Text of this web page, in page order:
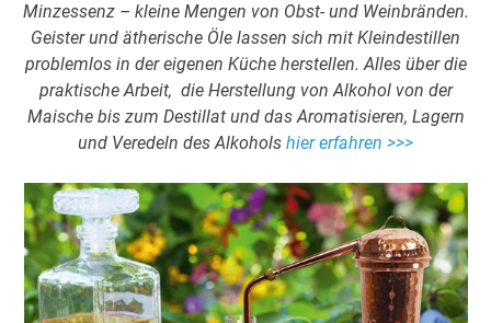
Minzessenz – kleine Mengen von Obst- und Weinbränden.
Geister und ätherische Öle lassen sich mit Kleindestillen
problemlos in der eigenen Küche herstellen. Alles über die
praktische Arbeit, die Herstellung von Alkohol von der
Maische bis zum Destillat und das Aromatisieren, Lagern
und Veredeln des Alkohols hier erfahren >>>